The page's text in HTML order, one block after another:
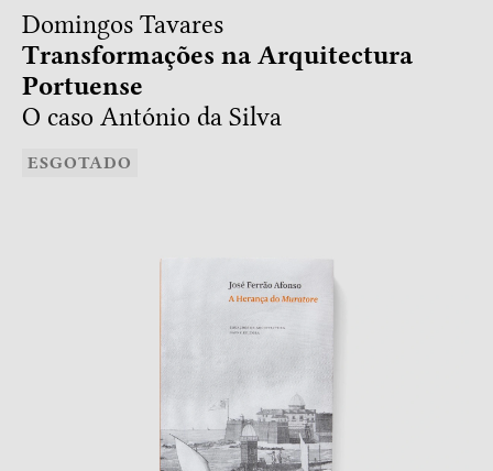
Domingos Tavares
Transformações na Arquitectura
Portuense
O caso António da Silva
ESGOTADO